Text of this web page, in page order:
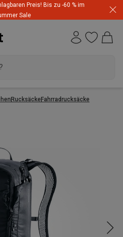
Preis! Bis zu -60 % im
Sale
RucksäckeFahrradrucksäcke